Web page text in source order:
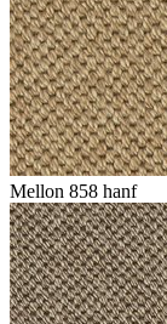
Mellon 858 hanf